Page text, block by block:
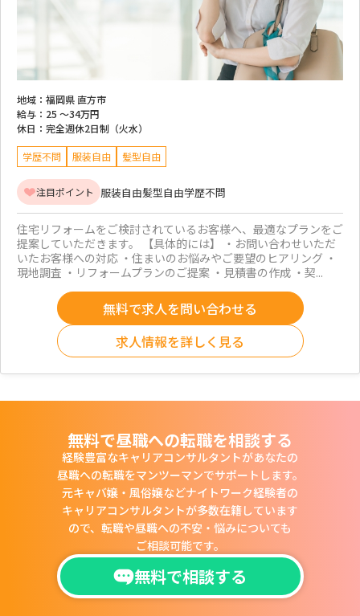
地域： 福岡県 直方市
給与： 25 ～34万円
休日： 完全週休2日制（火水）
学歴不問 服装自由 髪型自由
注目ポイント 服装自由髪型自由学歴不問
住宅リフォームをご検討されているお客様へ、最適なプランをご
提案していただきます。 【具体的には】 ・お問い合わせいただ
いたお客様への対応 ・住まいのお悩みやご要望のヒアリング ・
現地調査 ・リフォームプランのご提案 ・見積書の作成 ・契...
無料で求人を問い合わせる
求人情報を詳しく見る
無料で昼職への転職を相談する
経験豊富なキャリアコンサルタントがあなたの
昼職への転職をマンツーマンでサポートします。
元キャバ嬢・風俗嬢などナイトワーク経験者の
キャリアコンサルタントが多数在籍しています
ので、 転職や昼職への不安・悩みについても
ご相談可能です。
無料で相談する